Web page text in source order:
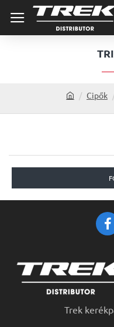
o
Cipők
Trek